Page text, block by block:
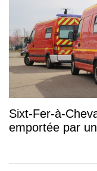
Sixt-Fer-à-
emportée par